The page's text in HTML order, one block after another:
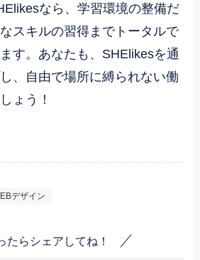
なら、学習環境の整備だ
スキルの習得までトータルで
す。あなたも、SHElikesを通
、自由で場所に縛られない働
ょう！
デザイン
たらシェアしてね！